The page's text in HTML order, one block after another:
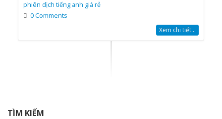
phiên dịch tiếng anh giá rẻ
0 Comments
Xem chi tiết...
TÌM KIẾM